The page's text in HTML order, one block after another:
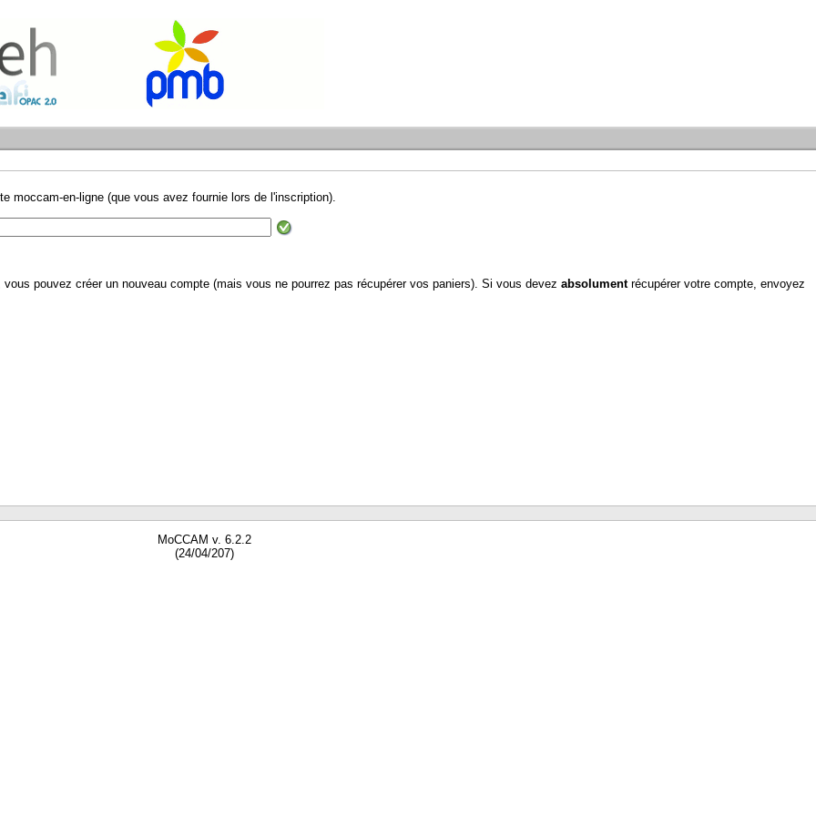
moccam-en-ligne (que vous avez fournie lors de l'inscription).
pouvez créer un nouveau compte (mais vous ne pourrez pas récupérer vos paniers). Si vous devez absolumentrécupérer votre compte, envoyez
MoCCAM v. 6.2.2
(24/04/207)